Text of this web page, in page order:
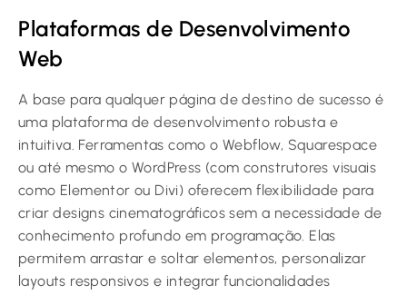
Plataformas de Desenvolvimento
Web
A base para qualquer página de destino de sucesso é
uma plataforma de desenvolvimento robusta e
intuitiva. Ferramentas como o Webflow, Squarespace
ou até mesmo o WordPress (com construtores visuais
como Elementor ou Divi) oferecem flexibilidade para
criar designs cinematográficos sem a necessidade de
conhecimento profundo em programação. Elas
permitem arrastar e soltar elementos, personalizar
layouts responsivos e integrar funcionalidades